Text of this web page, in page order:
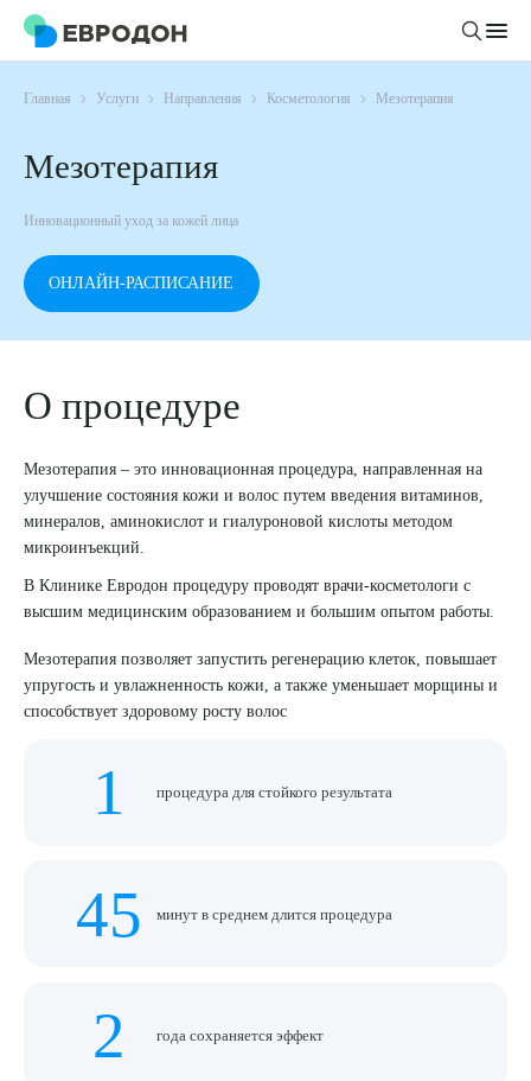
Новости
Статьи
Руководство клиники
Вакансии
Правовая информация
Пользовательское соглашение
Услуги и цены
Направления
Инструментальная диагностика
Хирургический стационар
Подготовка к анализам
ЗАПИСЬ ОНЛАЙН
Главная Услуги Направления Косметология Мезотерапия
Мезотерапия
Инновационный уход за кожей лица
ОНЛАЙН-РАСПИСАНИЕ
О процедуре
Мезотерапия – это инновационная процедура, направленная на
улучшение состояния кожи и волос путем введения витаминов,
минералов, аминокислот и гиалуроновой кислоты методом
микроинъекций.
В Клинике Евродон процедуру проводят врачи-косметологи с
высшим медицинским образованием и большим опытом работы.
Мезотерапия позволяет запустить регенерацию клеток, повышает
упругость и увлажненность кожи, а также уменьшает морщины и
способствует здоровому росту волос
1 процедура для стойкого результата
45 минут в среднем длится процедура
2 года сохраняется эффект